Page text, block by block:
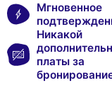
Мгновенное
Никакой
платы за